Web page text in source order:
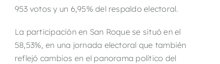
953 votos y un 6,95% del respaldo electoral.
La participación en San Roque se situó en el
58,53%, en una jornada electoral que también
reflejó cambios en el panorama político del